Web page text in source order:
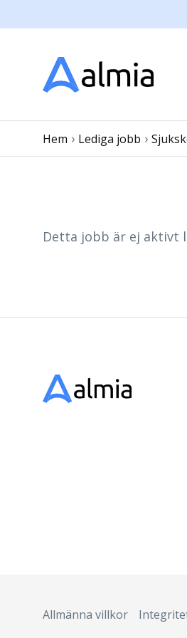
Hem › Lediga jobb ›
Detta jobb är ej aktivt
Allmänna villkor